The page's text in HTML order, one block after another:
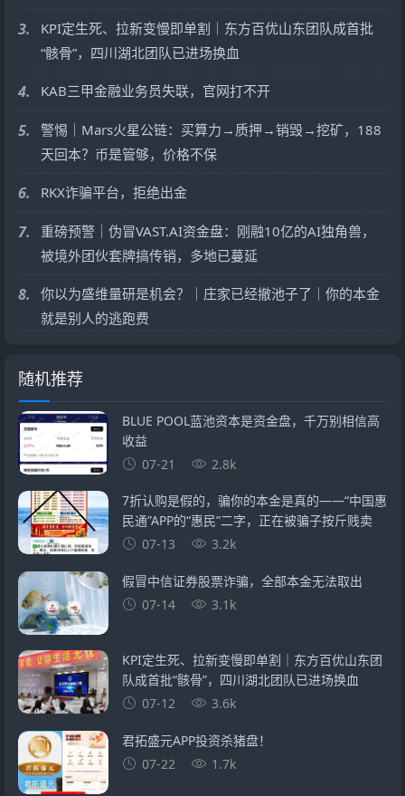
3.
KPI定生死、拉新变慢即单割｜东方百优山东团队成首批
“骸骨”，四川湖北团队已进场换血
4. KAB三甲金融业务员失联，官网打不开
5.
警惕｜Mars火星公链：买算力→质押→销毁→挖矿，188
天回本？币是管够，价格不保
6. RKX诈骗平台，拒绝出金
7.
重磅预警｜伪冒VAST.AI资金盘：刚融10亿的AI独角兽，
被境外团伙套牌搞传销，多地已蔓延
8.
你以为盛维量研是机会？｜庄家已经撤池子了｜你的本金
就是别人的逃跑费
随机推荐
BLUE POOL蓝池资本是资金盘，千万别相信高
收益
07-21
2.8k
7折认购是假的，骗你的本金是真的——“中国惠
民通”APP的“惠民”二字，正在被骗子按斤贱卖
07-13
3.2k
假冒中信证券股票诈骗，全部本金无法取出
07-14
3.1k
KPI定生死、拉新变慢即单割｜东方百优山东团
队成首批“骸骨”，四川湖北团队已进场换血
07-12
3.6k
君拓盛元APP投资杀猪盘！
07-22
1.7k